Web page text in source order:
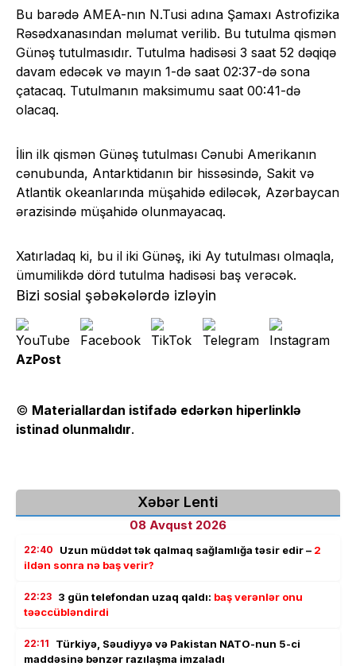
Bu barədə AMEA-nın N.Tusi adına Şamaxı Astrofizika
Rəsədxanasından məlumat verilib. Bu tutulma qismən
Günəş tutulmasıdır. Tutulma hadisəsi 3 saat 52 dəqiqə
davam edəcək və mayın 1-də saat 02:37-də sona
çatacaq. Tutulmanın maksimumu saat 00:41-də
olacaq.
İlin ilk qismən Günəş tutulması Cənubi Amerikanın
cənubunda, Antarktidanın bir hissəsində, Sakit və
Atlantik okeanlarında müşahidə ediləcək, Azərbaycan
ərazisində müşahidə olunmayacaq.
Xatırladaq ki, bu il iki Günəş, iki Ay tutulması olmaqla,
ümumilikdə dörd tutulma hadisəsi baş verəcək.
Bizi sosial şəbəkələrdə izləyin
AzPost
© Materiallardan istifadə edərkən hiperlinklə
istinad olunmalıdır.
Xəbər Lenti
08 Avqust 2026
22:40 Uzun müddət tək qalmaq sağlamlığa təsir edir – 2
ildən sonra nə baş verir?
22:23 3 gün telefondan uzaq qaldı: baş verənlər onu
təəccübləndirdi
22:11
Türkiyə, Səudiyyə və Pakistan NATO-nun 5-ci
maddəsinə bənzər razılaşma imzaladı